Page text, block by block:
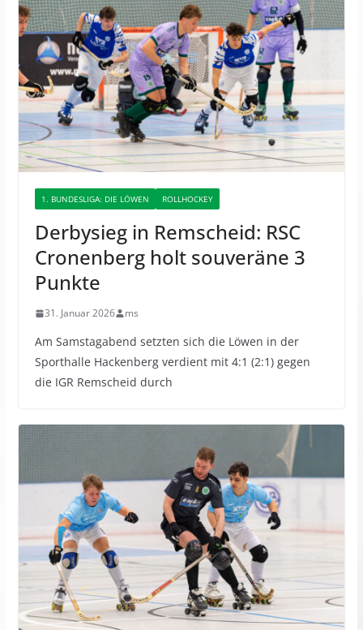
1. BUNDESLIGA: DIE LÖWEN ROLLHOCKEY
Derbysieg in Remscheid: RSC
Cronenberg holt souveräne 3
Punkte
31. Januar 2026 ms
Am Samstagabend setzten sich die Löwen in der
Sporthalle Hackenberg verdient mit 4:1 (2:1) gegen
die IGR Remscheid durch